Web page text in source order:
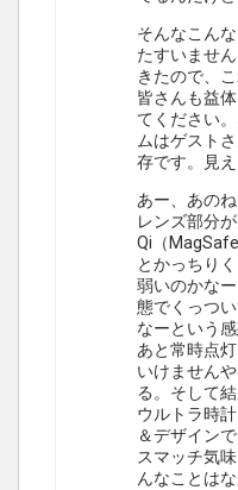
そんなこん
たすいませ
きたので、
皆さんも益
てください
ムはゲスト
存です。見え
あー、あの
レンズ部分
Qi（
とかっちり
弱いのかな
態でくっつ
なーという感
あと常時点
いけません
る。そして
ウルトラ時
＆デザイン
スマッチ気
んなことはな